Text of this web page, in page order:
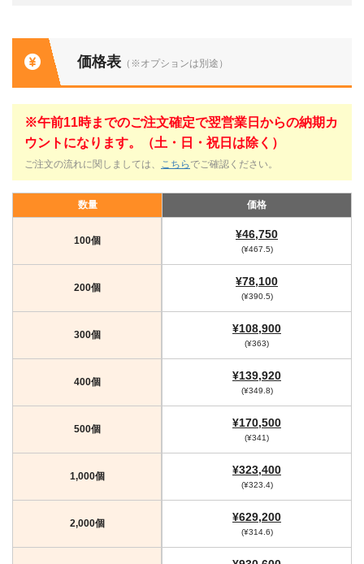
価格表 （※オプションは別途）
※午前11時までのご注文確定で翌営業日からの納期カ
ウントになります。（土・日・祝日は除く）
ご注文の流れに関しましては、 こちら でご確認ください。
数量 価格
100個 ¥46,750
(¥467.5)
200個 ¥78,100
(¥390.5)
300個 ¥108,900
(¥363)
400個 ¥139,920
(¥349.8)
500個 ¥170,500
(¥341)
1,000個 ¥323,400
(¥323.4)
2,000個 ¥629,200
(¥314.6)